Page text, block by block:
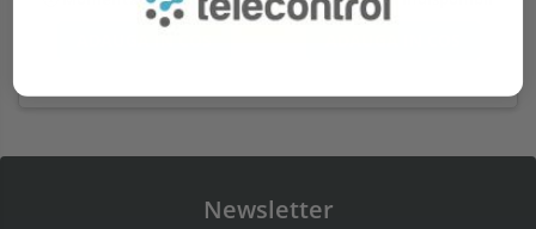
Newsletter